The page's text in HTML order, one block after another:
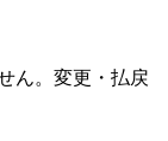
ん。変更・払戻